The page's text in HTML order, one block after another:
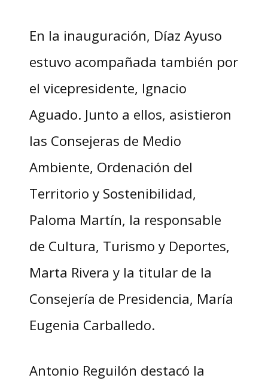
En la inauguración, Díaz Ayuso
estuvo acompañada también por
el vicepresidente, Ignacio
Aguado. Junto a ellos, asistieron
las Consejeras de Medio
Ambiente, Ordenación del
Territorio y Sostenibilidad,
Paloma Martín, la responsable
de Cultura, Turismo y Deportes,
Marta Rivera y la titular de la
Consejería de Presidencia, María
Eugenia Carballedo.
Antonio Reguilón destacó la